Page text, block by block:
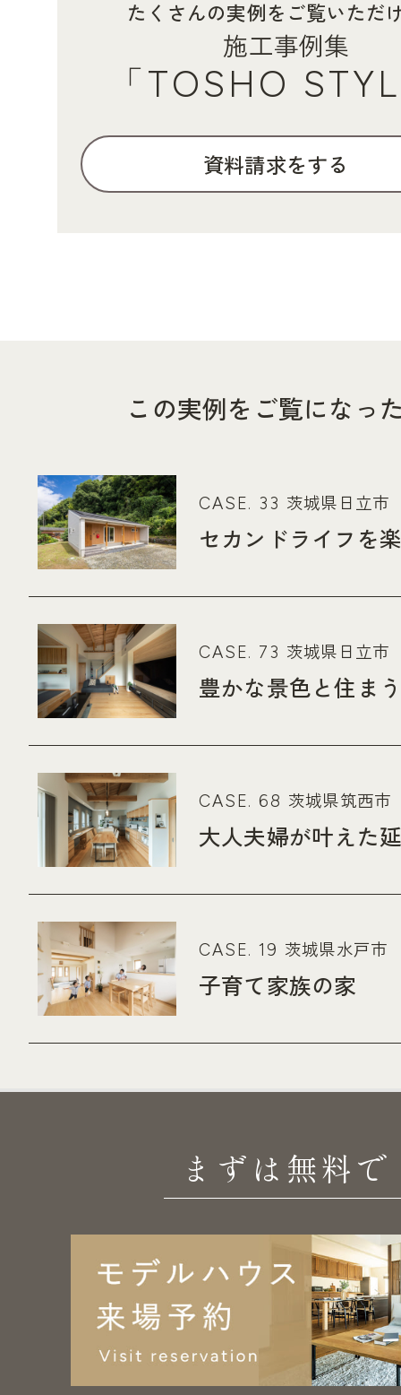
たくさんの実例をご覧いただ
施工事例集
「TOSHO
資料請求をする
この実例をご覧になっ
CASE. 33 茨城県日立
セカンドライフを
CASE. 73 茨城県日立
豊かな景色と住ま
CASE. 68 茨城県筑西
大人夫婦が叶えた
CASE. 19 茨城県水戸
子育て家族の家
まずは無料で